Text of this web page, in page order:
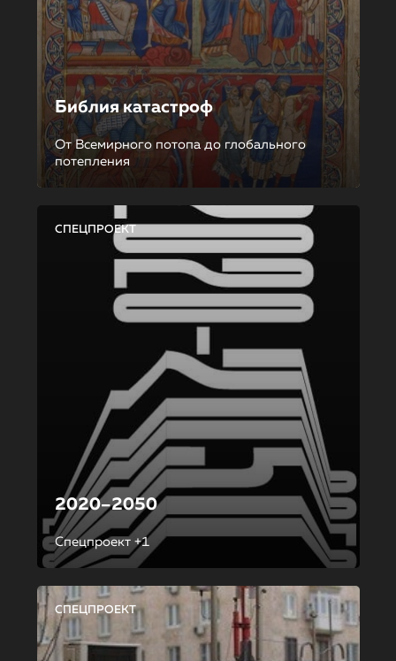
Библия катастроф
От Всемирного потопа до глобального
потепления
СПЕЦПРОЕКТ
2020–2050
Спецпроект +1
СПЕЦПРОЕКТ